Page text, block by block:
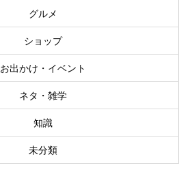
グルメ
ショップ
お出かけ・イベント
ネタ・雑学
知識
未分類